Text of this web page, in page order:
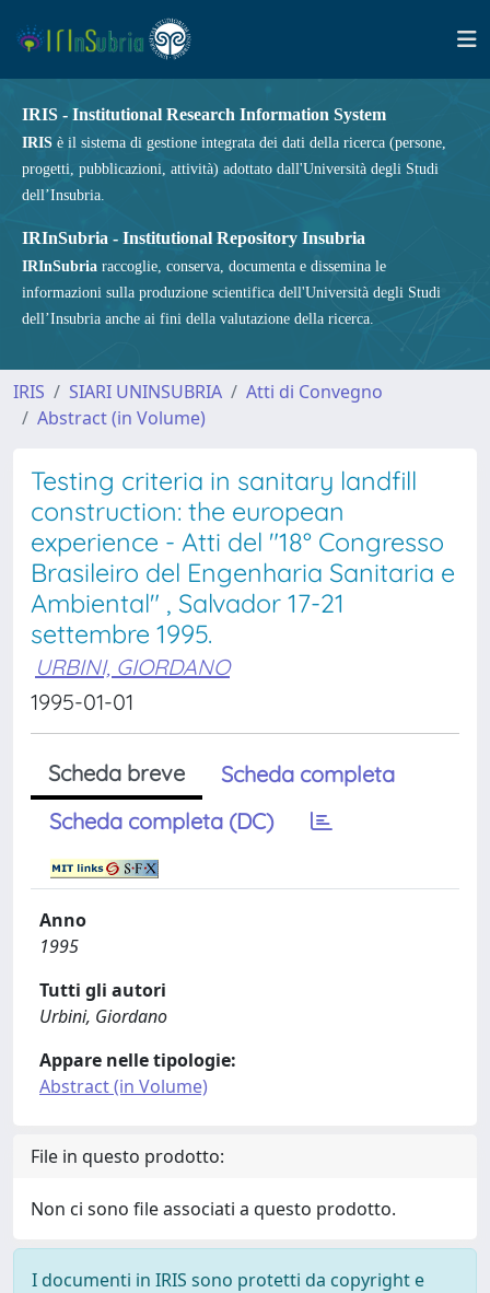
IRIS - Institutional Research Information System
IRIS è il sistema di gestione integrata dei dati della ricerca (persone,
progetti, pubblicazioni, attività) adottato dall'Università degli Studi
dell’Insubria.
IRInSubria - Institutional Repository Insubria
IRInSubria raccoglie, conserva, documenta e dissemina le
informazioni sulla produzione scientifica dell'Università degli Studi
dell’Insubria anche ai fini della valutazione della ricerca.
IRIS SIARI UNINSUBRIA
Atti di Convegno
Abstract (in Volume)
Testing criteria in sanitary landfill
construction: the european
experience - Atti del "18° Congresso
Brasileiro del Engenharia Sanitaria e
Ambiental" , Salvador 17-21
settembre 1995.
URBINI, GIORDANO
1995-01-01
Scheda breve
Scheda completa
Scheda completa (DC)
Anno
1995
Tutti gli autori
Urbini, Giordano
Appare nelle tipologie:
Abstract (in Volume)
File in questo prodotto:
Non ci sono file associati a questo prodotto.
I documenti in IRIS sono protetti da copyright e